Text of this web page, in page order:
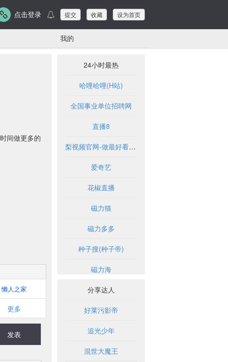
点击登录 提交 收藏 设为首页
我的
间做更多的
懒人之家
更多
发表
24小时最热
哈哩哈哩(H站)
全国事业单位招聘网
直播8
梨视频官网-做最好看的资讯短视频-Pear Video
爱奇艺
花椒直播
磁力猫
磁力多多
种子搜(种子帝)
磁力海
分享达人
好莱污影帝
追光少年
混世大魔王